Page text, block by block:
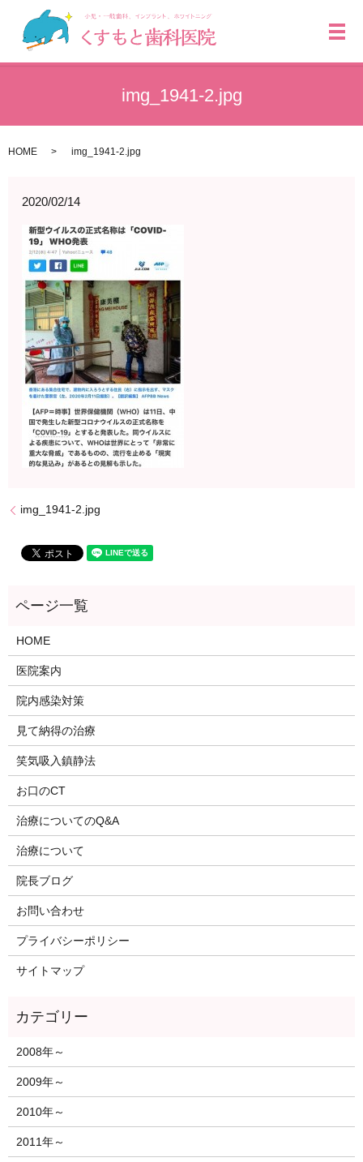
メ
img_1941-2.jpg
HOME img_1941-2.jpg
2020/02/14
img_1941-2.jpg
HOME
医院案内
院内感染対策
見て納得の治療
笑気吸入鎮静法
お口のCT
治療についてのQ&A
治療について
院長ブログ
お問い合わせ
プライバシーポリシー
サイトマップ
2008年～
2009年～
2010年～
2011年～